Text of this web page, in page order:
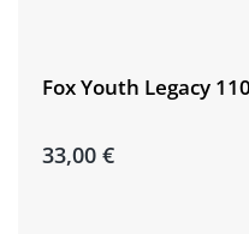
Fox Youth Legacy
33,00 €